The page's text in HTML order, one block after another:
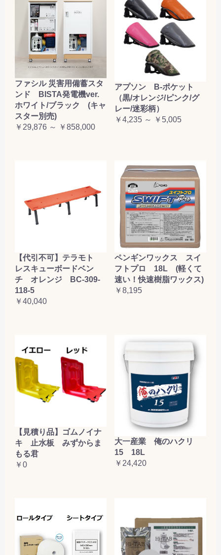
お買い物を続ける カートへ進む
ファシル 災害用備蓄スタ
ンド BISTA発電機ver.
ホワイト/ブラック (キャ
スター別売)
￥29,876 ～ ￥858,000
アプソン B-ポケット
（黒/オレンジ/ピンク/グ
レー/迷彩柄）
￥4,235 ～ ￥5,005
【代引不可】テラモト
レスキューボードベン
チ オレンジ BC-309-
118-5
￥40,040
ペンギンワックス スイ
フトプロ 18L (軽くて
速い！快速樹脂ワックス)
￥8,195
【見積り品】ゴムノイナ
キ 止水板 みずからま
もる君
￥0
大一産業 俺のハクリ
15 18L
￥24,420